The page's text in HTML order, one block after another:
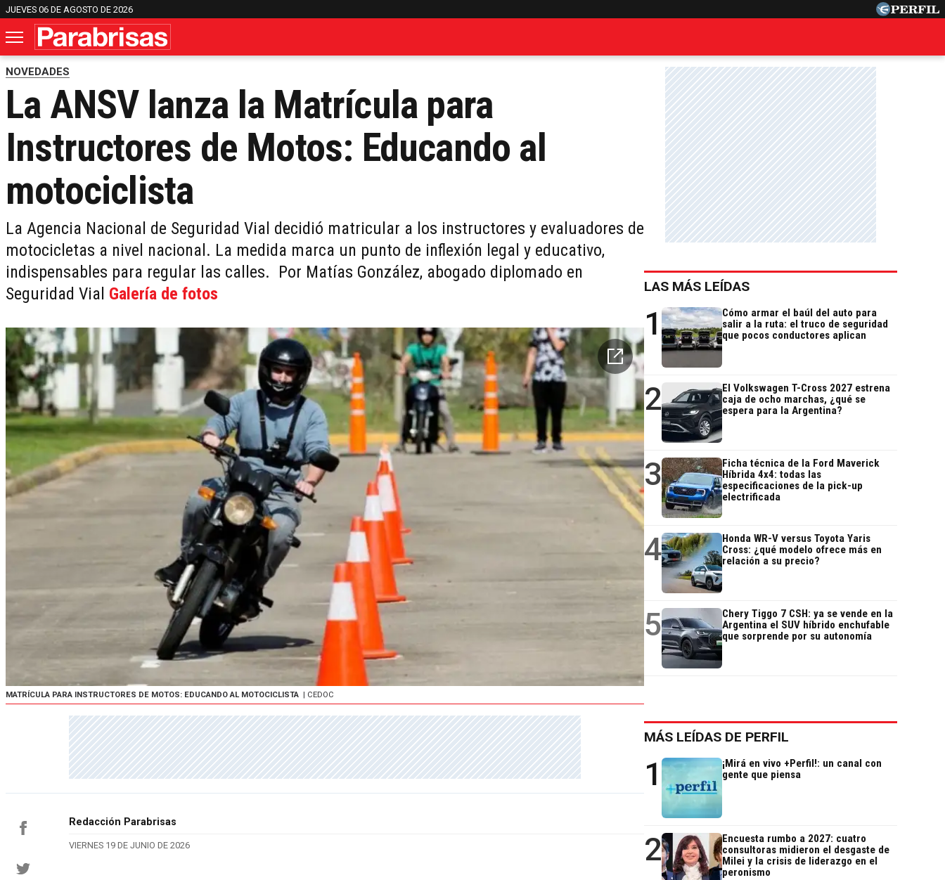
JUEVES 06 DE AGOSTO DE 2026
NOVEDADES
La ANSV lanza la Matrícula para
Instructores de Motos: Educando al
motociclista
La Agencia Nacional de Seguridad Vial decidió matricular a los instructores y evaluadores de
motocicletas a nivel nacional. La medida marca un punto de inflexión legal y educativo,
indispensables para regular las calles. Por Matías González, abogado diplomado en
Seguridad Vial Galería de fotos
MATRÍCULA PARA INSTRUCTORES DE MOTOS: EDUCANDO AL MOTOCICLISTA | CEDOC
Redacción Parabrisas
VIERNES 19 DE JUNIO DE 2026
LAS MÁS LEÍDAS
1
Cómo armar el baúl del auto para
salir a la ruta: el truco de seguridad
que pocos conductores aplican
2
El Volkswagen T-Cross 2027 estrena
caja de ocho marchas, ¿qué se
espera para la Argentina?
3
Ficha técnica de la Ford Maverick
Híbrida 4x4: todas las
especificaciones de la pick-up
electrificada
4
Honda WR-V versus Toyota Yaris
Cross: ¿qué modelo ofrece más en
relación a su precio?
5
Chery Tiggo 7 CSH: ya se vende en la
Argentina el SUV híbrido enchufable
que sorprende por su autonomía
MÁS LEÍDAS DE PERFIL
1
¡Mirá en vivo +Perfil!: un canal con
gente que piensa
2
Encuesta rumbo a 2027: cuatro
consultoras midieron el desgaste de
Milei y la crisis de liderazgo en el
peronismo